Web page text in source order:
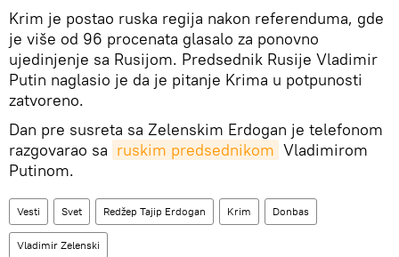
Krim je postao ruska regija nakon referenduma, gde
je više od 96 procenata glasalo za ponovno
ujedinjenje sa Rusijom. Predsednik Rusije Vladimir
Putin naglasio je da je pitanje Krima u potpunosti
zatvoreno.
Dan pre susreta sa Zelenskim Erdogan je telefonom
razgovarao sa ruskim predsednikom Vladimirom
Putinom.
Vesti Svet Redžep Tajip Erdogan Krim Donbas
Vladimir Zelenski